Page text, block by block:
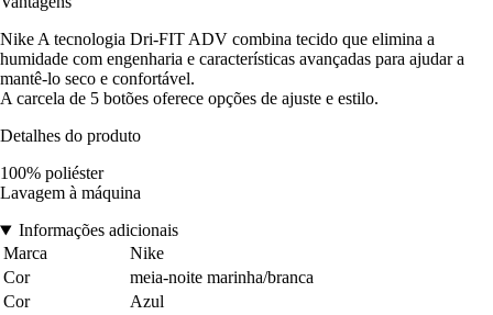
Nike A tecnologia Dri-FIT ADV combina tecido que elimina a
humidade com engenharia e características avançadas para ajudar a
mantê-lo seco e confortável.
A carcela de 5 botões oferece opções de ajuste e estilo.
Detalhes do produto
100% poliéster
Lavagem à máquina
Informações adicionais
Marca
Nike
Cor
meia-noite marinha/branca
Cor
Azul